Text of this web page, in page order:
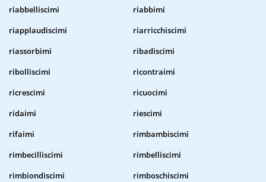
riabbelliscimi
riabbimi
riapplaudiscimi
riarricchiscimi
riassorbimi
ribadiscimi
ribolliscimi
ricontraimi
ricrescimi
ricuocimi
ridaimi
riescimi
rifaimi
rimbambiscimi
rimbecilliscimi
rimbelliscimi
rimbiondiscimi
rimboschiscimi